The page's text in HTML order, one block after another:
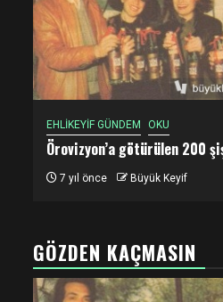
EHLİKEYİF GÜNDEM OKU
Örovizyon’a götürülen 200
7 yıl önce Büyük Keyif
GÖZDEN KAÇMASIN